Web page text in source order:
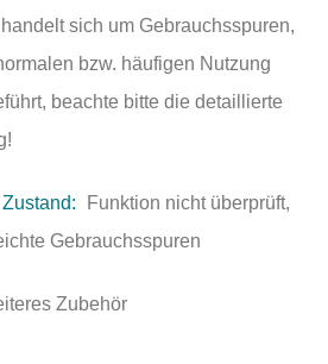
sich um Gebrauchsspuren,
bzw. häufigen Nutzung
beachte bitte die detaillierte
Funktion nicht überprüft,
Gebrauchsspuren
Zubehör